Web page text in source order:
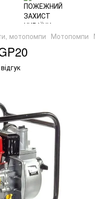
мотопомпи Мотопомпи